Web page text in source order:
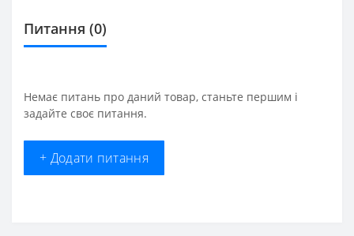
Питання (0)
Немає питань про даний товар, станьте першим і
задайте своє питання.
+ Додати питання